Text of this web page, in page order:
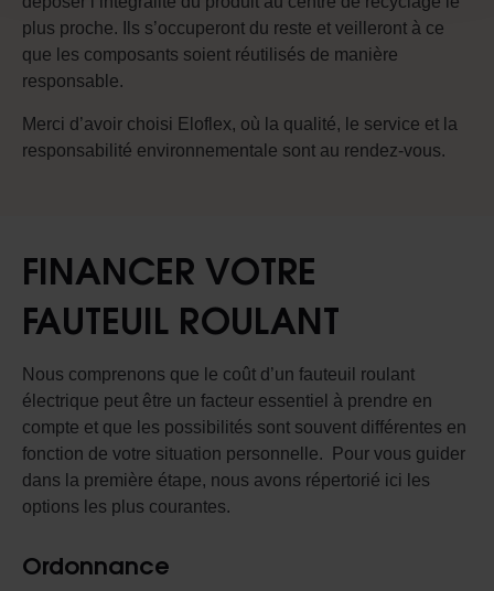
plus proche. Ils s’occuperont du reste et veilleront à ce
que les composants soient réutilisés de manière
responsable.
Merci d’avoir choisi Eloflex, où la qualité, le service et la
responsabilité environnementale sont au rendez-vous.
FINANCER VOTRE
FAUTEUIL ROULANT
Nous comprenons que le coût d’un fauteuil roulant
électrique peut être un facteur essentiel à prendre en
compte et que les possibilités sont souvent différentes en
fonction de votre situation personnelle. Pour vous guider
dans la première étape, nous avons répertorié ici les
options les plus courantes.
Ordonnance